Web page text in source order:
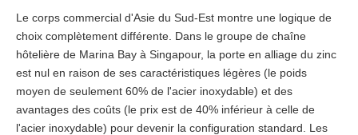
Le corps commercial d'Asie du Sud-Est montre une logique de
choix complètement différente. Dans le groupe de chaîne
hôtelière de Marina Bay à Singapour, la porte en alliage du zinc
est nul en raison de ses caractéristiques légères (le poids
moyen de seulement 60% de l'acier inoxydable) et des
avantages des coûts (le prix est de 40% inférieur à celle de
l'acier inoxydable) pour devenir la configuration standard. Les